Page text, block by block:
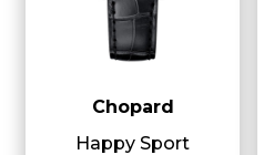
Chopard
Happy Sport